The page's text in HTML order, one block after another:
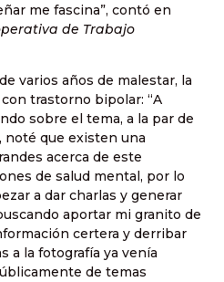
me fascina”, contó en
de Trabajo
varios años de malestar, la
trastorno bipolar: “A
sobre el tema, a la par de
noté que existen una
acerca de este
de salud mental, por lo
a dar charlas y generar
aportar mi granito de
certera y derribar
a la fotografía ya venía
de temas